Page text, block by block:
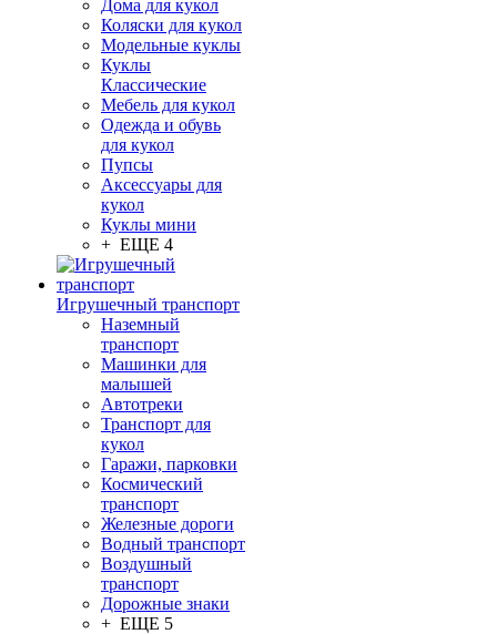
Дома для кукол
Коляски для кукол
Модельные куклы
Куклы
Классические
Мебель для кукол
Одежда и обувь
для кукол
Пупсы
Аксессуары для
кукол
Куклы мини
+ ЕЩЕ 4
Игрушечный транспорт
Наземный
транспорт
Машинки для
малышей
Автотреки
Транспорт для
кукол
Гаражи, парковки
Космический
транспорт
Железные дороги
Водный транспорт
Воздушный
транспорт
Дорожные знаки
+ ЕЩЕ 5